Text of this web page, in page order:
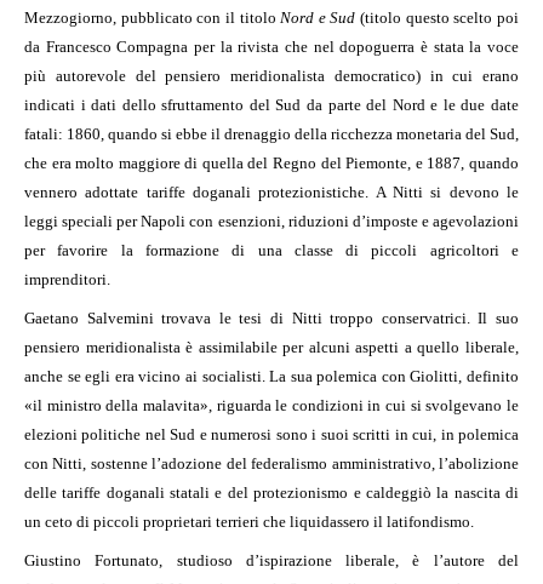
Mezzogiorno, pubblicato con il titoloNord e Sud (titolo questo scelto poi
da Francesco Compagna per la rivista che nel dopoguerra è stata la voce
più autorevole del pensiero meridionalista democratico) in cui erano
indicati i dati dello sfruttamento del Sud da parte del Nord e le due date
fatali: 1860, quando si ebbe il drenaggio della ricchezza monetaria del Sud,
che era molto maggiore di quella del Regno del Piemonte, e 1887, quando
vennero adottate tariffe doganali protezionistiche. A Nitti si devono le
leggi speciali per Napoli con esenzioni, riduzioni d’imposte e agevolazioni
per favorire la formazione di una classe di piccoli agricoltori e
imprenditori.
Gaetano Salvemini trovava le tesi di Nitti troppo conservatrici. Il suo
pensiero meridionalista è assimilabile per alcuni aspetti a quello liberale,
anche se egli era vicino ai socialisti. La sua polemica con Giolitti, definito
«il ministro della malavita», riguarda le condizioni in cui si svolgevano le
elezioni politiche nel Sud e numerosi sono i suoi scritti in cui, in polemica
con Nitti, sostenne l’adozione del federalismo amministrativo, l’abolizione
delle tariffe doganali statali e del protezionismo e caldeggiò la nascita di
un ceto di piccoli proprietari terrieri che liquidassero il latifondismo.
Giustino Fortunato, studioso d’ispirazione liberale, è l’autore del